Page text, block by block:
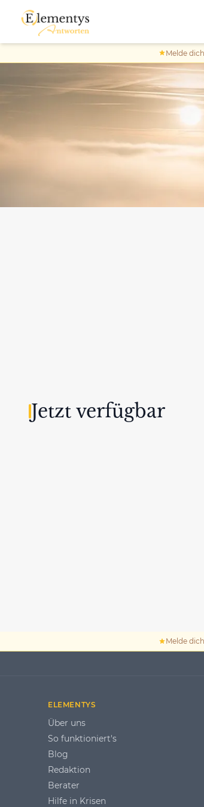
Melde
Jetzt verfügbar
Melde
ELEMENTYS
Über uns
So funktioniert's
Blog
Redaktion
Berater
Hilfe in Krisen